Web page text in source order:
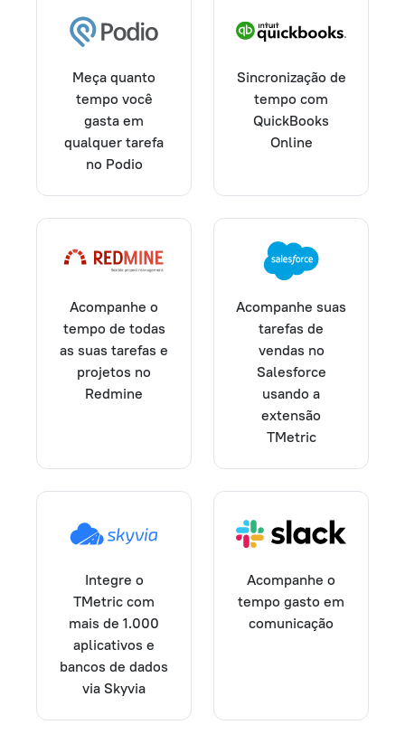
Meça quanto
tempo você
gasta em
qualquer tarefa
no Podio
Sincronização de
tempo com
QuickBooks
Online
Acompanhe o
tempo de todas
as suas tarefas e
projetos no
Redmine
Acompanhe suas
tarefas de
vendas no
Salesforce
usando a
extensão
TMetric
Integre o
TMetric com
mais de 1.000
aplicativos e
bancos de dados
via Skyvia
Acompanhe o
tempo gasto em
comunicação